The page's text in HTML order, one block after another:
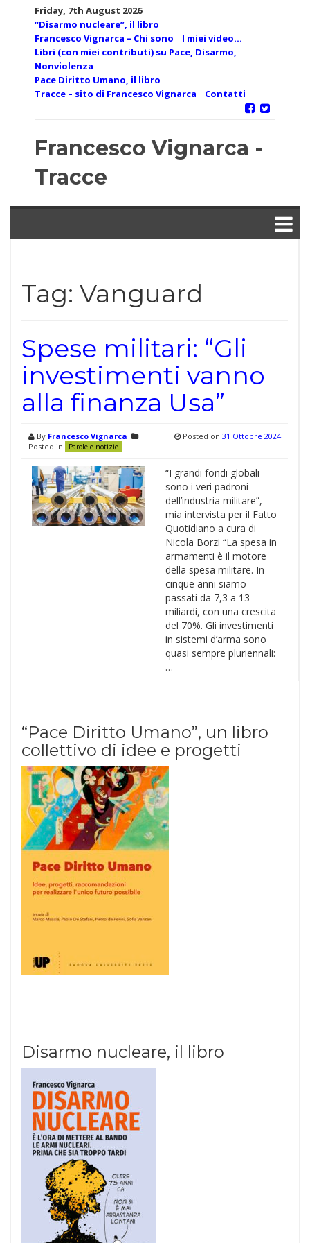
Friday, 7th August 2026
“Disarmo nucleare”, il libro
Francesco Vignarca – Chi sono
I miei video…
Libri (con miei contributi) su Pace, Disarmo,
Nonviolenza
Pace Diritto Umano, il libro
Tracce – sito di Francesco Vignarca
Contatti
Francesco Vignarca -
Tracce
Tag: Vanguard
Spese militari: “Gli
investimenti vanno
alla finanza Usa”
By Francesco Vignarca
Posted in
Parole e notizie
Posted on 31 Ottobre 2024
“I grandi fondi globali
sono i veri padroni
dell’industria militare”,
mia intervista per il Fatto
Quotidiano a cura di
Nicola Borzi “La spesa in
armamenti è il motore
della spesa militare. In
cinque anni siamo
passati da 7,3 a 13
miliardi, con una crescita
del 70%. Gli investimenti
in sistemi d’arma sono
quasi sempre pluriennali:
…
“Pace Diritto Umano”, un libro
collettivo di idee e progetti
Disarmo nucleare, il libro